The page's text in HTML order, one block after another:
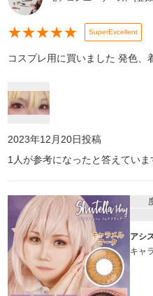
★★★★★ SuperExcellent
コスプレ用に買いました 発色
2023年12月20日投稿
1 人が参考になったと答えていま
アシ
キャ